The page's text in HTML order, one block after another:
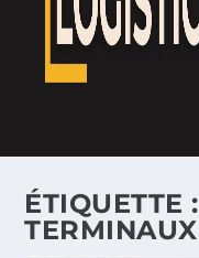
ÉTIQUETTE :
TERMINAUX